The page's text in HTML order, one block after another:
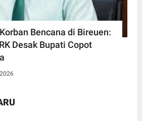
Bencana di Bireuen:
Desak Bupati Copot